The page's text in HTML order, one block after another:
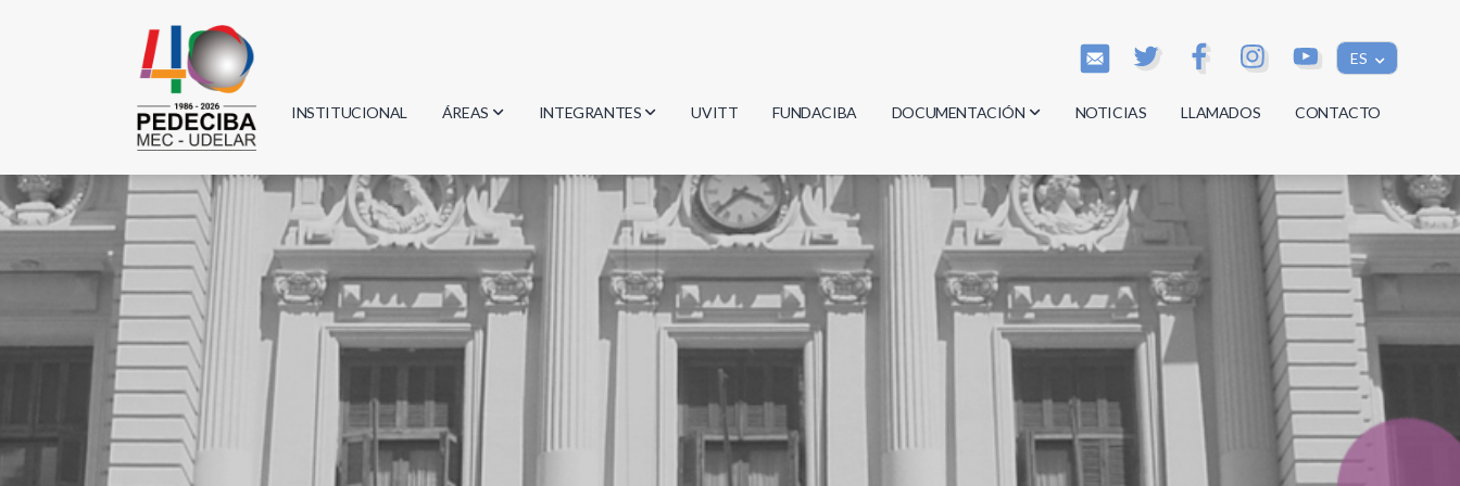
ES
INSTITUCIONAL ÁREAS
Biología
Física
Geociencias
Informática
Matemática
INTEGRANTES
Investigadores
Estudiantes
Egresados
UVITT FUNDACIBA DOCUMENTACIÓN
Actas
Reglamentos
Documentos
NOTICIAS LLAMADOS CONTACTO